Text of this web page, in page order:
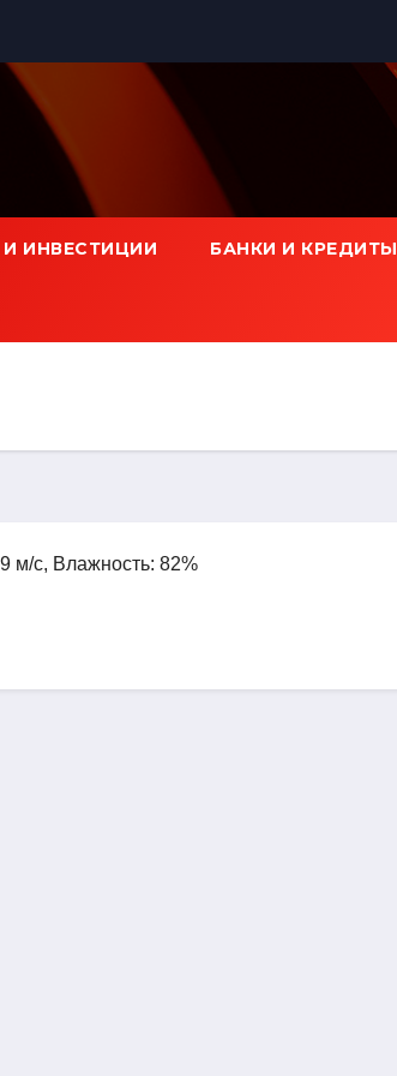
И ИНВЕСТИЦИИ БАНКИ И КРЕДИТЫ
м/с, Влажность: 82%